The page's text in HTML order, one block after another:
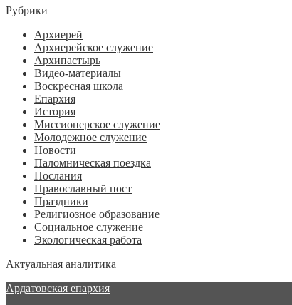
Рубрики
Архиерей
Архиерейское служение
Архипастырь
Видео-материалы
Воскресная школа
Епархия
История
Миссионерское служение
Молодежное служение
Новости
Паломническая поездка
Послания
Православный пост
Праздники
Религиозное образование
Социальное служение
Экологическая работа
Актуальная аналитика
Ардатовская епархия